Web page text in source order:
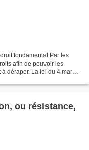
fondamental Par les
afin de pouvoir les
déraper. La loi du 4 mars
ou résistance,